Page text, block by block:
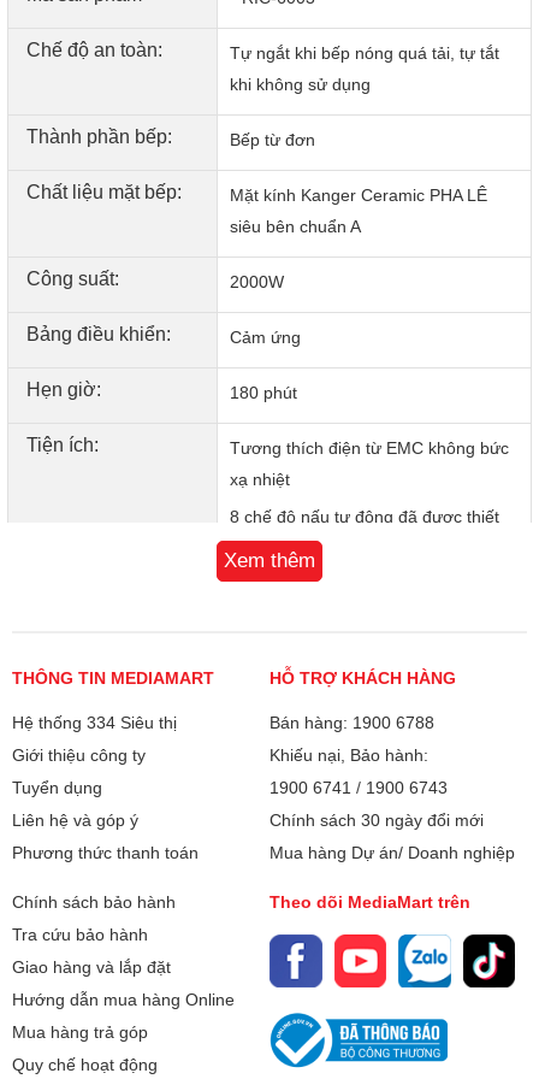
Bếp điện từ Roler RIC-6003 sử dụng công nghệ IGBT
bếp từ được an toàn, tiết kiệm điện. Ngoài ra, bếp từ Roler
RIC-6003 cũng có khả năng tương thích điện từ EMC
không sử dụng.
Chế độ an toàn:
Tự ngắt khi bếp nóng quá tải, tự tắt
khi không sử dụng
Thành phần bếp: Bếp từ đơn
Chất liệu mặt bếp:
Mặt kính Kanger Ceramic PHA LÊ
siêu bên chuẩn A
Công suất: 2000W
Bảng điều khiển: Cảm ứng
Hẹn giờ: 180 phút
Tiện ích:
Tương thích điện từ EMC không bức
xạ nhiệt
8 chế độ nấu tự động đã được thiết
lập sẵn: súp, hấp, chiên, xào, lẩu ….
Bếp dương
Kích thước bếp:
Bảo hành 24 tháng + 1 đổi 1 trong 30 ngày
Xuất xứ Trung Quốc
Xem thêm
THÔNG TIN MEDIAMART
Hệ thống 334 Siêu thị
Giới thiệu công ty
Tuyển dụng
Liên hệ và góp ý
Phương thức thanh toán
HỖ TRỢ KHÁCH HÀNG
Bán hàng: 1900 6788
Khiếu nại, Bảo hành:
1900 6741 / 1900 6743
Chính sách 30 ngày đổi mới
Mua hàng Dự án/ Doanh nghiệp
Chính sách bảo hành
Tra cứu bảo hành
Giao hàng và lắp đặt
Hướng dẫn mua hàng Online
Mua hàng trả góp
Quy chế hoạt động
Theo dõi MediaMart trên